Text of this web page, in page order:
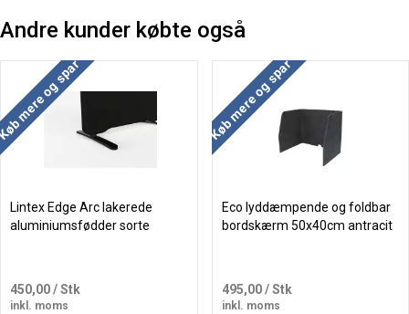
Andre kunder købte også
mere og spar
Lintex Edge Arc lakerede
aluminiumsfødder sorte
450,00/ Stk
inkl. moms
Køb mere og spar
Eco lyddæmpende og foldbar
bordskærm 50x40cm antracit
495,00/ Stk
inkl. moms